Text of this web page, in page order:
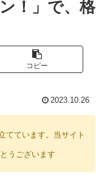
！」で、格
コピー
2023.10.26
てています。当サイト
うございます